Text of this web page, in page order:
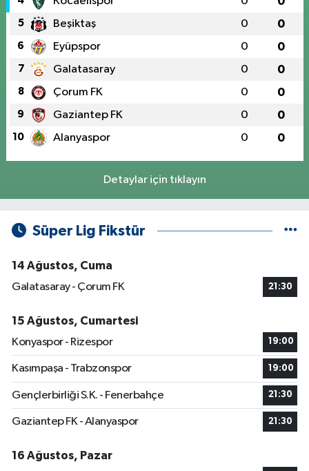
5 Beşiktaş 0 0
6 Eyüpspor 0 0
7 Galatasaray 0 0
8 Çorum FK 0 0
9 Gaziantep FK 0 0
10 Alanyaspor 0 0
Detaylar için tıklayın
Süper Lig Fikstür
14 Ağustos, Cuma
Galatasaray - Çorum FK
21:30
15 Ağustos, Cumartesi
Konyaspor - Rizespor
19:00
Kasımpaşa - Trabzonspor 19:00
Gençlerbirliği S.K. - Fenerbahçe 21:30
Gaziantep FK - Alanyaspor 21:30
16 Ağustos, Pazar